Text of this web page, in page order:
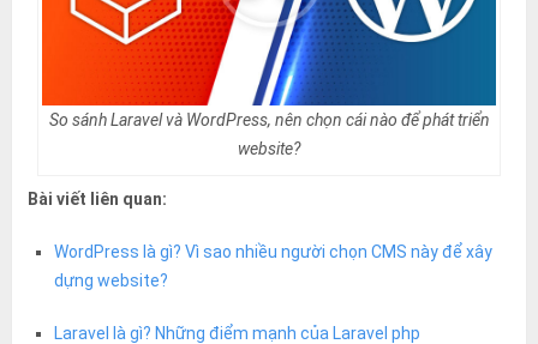
So sánh Laravel và WordPress, nên chọn cái nào để phát triển
website?
Bài viết liên quan:
WordPress là gì? Vì sao nhiều người chọn CMS này để xây
dựng website?
Laravel là gì? Những điểm mạnh của Laravel php